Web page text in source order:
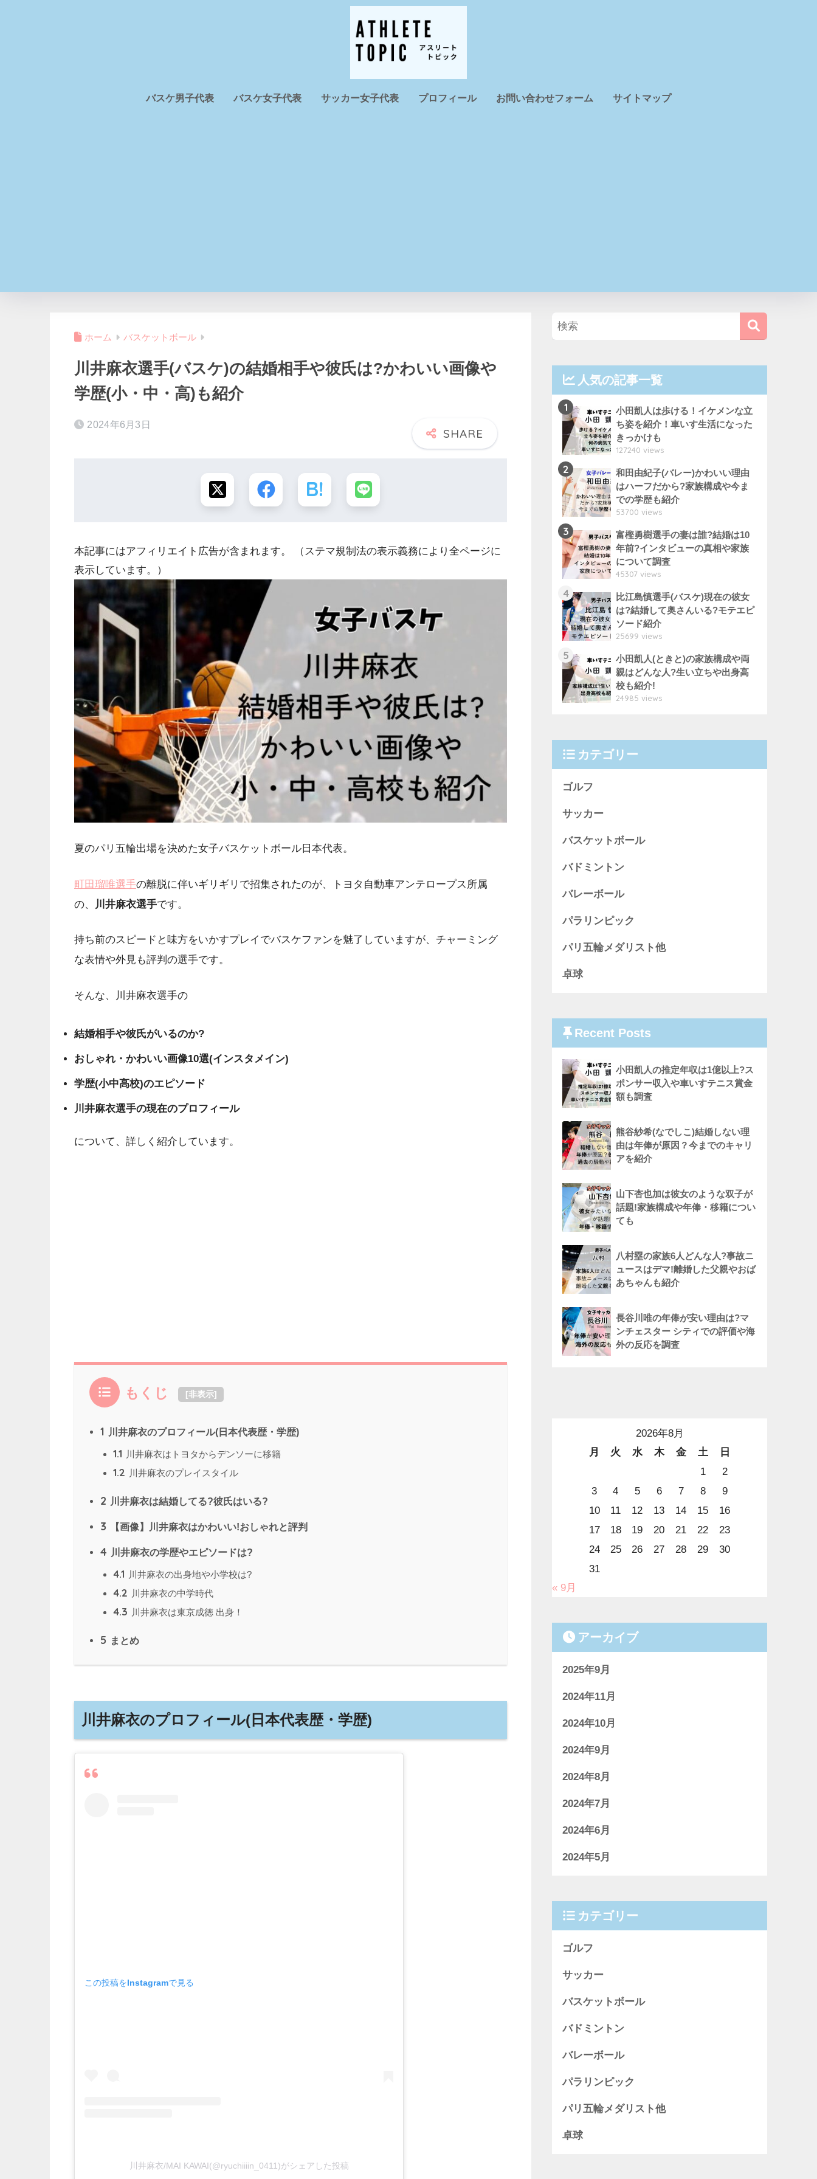
バスケ男子代表 バスケ女子代表 サッカー女子代表 プロフィール お問い合わせフォーム サイトマップ
ホーム バスケットボール
川井麻衣選手(バスケ)の結婚相手や彼氏は?かわいい画像や
学歴(小・中・高)も紹介
2024年6月3日
本記事にはアフィリエイト広告が含まれます。 （ステマ規制法の表示義務により全ページに
表示しています。）
夏のパリ五輪出場を決めた女子バスケットボール日本代表。
町田瑠唯選手の離脱に伴いギリギリで招集されたのが、トヨタ自動車アンテロープス所属
の、
川井麻衣選手です。
持ち前のスピードと味方をいかすプレイでバスケファンを魅了していますが、チャーミング
な表情や外見も評判の選手です。
そんな、川井麻衣選手の
結婚相手や彼氏がいるのか?
おしゃれ・かわいい画像10選(インスタメイン)
学歴(小中高校)のエピソード
川井麻衣選手の現在のプロフィール
について、詳しく紹介しています。
もくじ [非表示]
1 川井麻衣のプロフィール(日本代表歴・学歴)
1.1 川井麻衣はトヨタからデンソーに移籍
1.2 川井麻衣のプレイスタイル
2 川井麻衣は結婚してる?彼氏はいる?
3 【画像】川井麻衣はかわいい!おしゃれと評判
4 川井麻衣の学歴やエピソードは?
4.1 川井麻衣の出身地や小学校は?
4.2 川井麻衣の中学時代
4.3 川井麻衣は東京成徳 出身！
5 まとめ
川井麻衣のプロフィール(日本代表歴・学歴)
この投稿をInstagramで見る
川井麻衣/MAI KAWAI(@ryuchiiiin_0411)がシェアした投稿
人気の記事一覧
1
小田凱人は歩ける！イケメンな立
ち姿を紹介！車いす生活になった
きっかけも
127240 views
2
和田由紀子(バレー)かわいい理由
はハーフだから?家族構成や今ま
での学歴も紹介
53700 views
3
富樫勇樹選手の妻は誰?結婚は10
年前?インタビューの真相や家族
について調査
45307 views
4
比江島慎選手(バスケ)現在の彼女
は?結婚して奥さんいる?モテエピ
ソード紹介
25699 views
5
小田凱人(ときと)の家族構成や両
親はどんな人?生い立ちや出身高
校も紹介!
24985 views
カテゴリー
ゴルフ
サッカー
バスケットボール
バドミントン
バレーボール
パラリンピック
パリ五輪メダリスト他
卓球
Recent Posts
小田凱人の推定年収は1億以上?ス
ポンサー収入や車いすテニス賞金
額も調査
熊谷紗希(なでしこ)結婚しない理
由は年俸が原因？今までのキャリ
アを紹介
山下杏也加は彼女のような双子が
話題!家族構成や年俸・移籍につい
ても
八村塁の家族6人どんな人?事故ニ
ュースはデマ!離婚した父親やおば
あちゃんも紹介
長谷川唯の年俸が安い理由は?マ
ンチェスター シティでの評価や海
外の反応を調査
2026年8月
月
火 水 木 金 土
日
1
2
3
4 5 6 7 8
9
10
11 12 13 14 15
16
17
18 19 20 21 22
23
24
25 26 27 28 29
30
31
« 9月
アーカイブ
2025年9月
2024年11月
2024年10月
2024年9月
2024年8月
2024年7月
2024年6月
2024年5月
カテゴリー
ゴルフ
サッカー
バスケットボール
バドミントン
バレーボール
パラリンピック
パリ五輪メダリスト他
卓球